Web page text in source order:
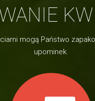
mogą Państwo
upominek.